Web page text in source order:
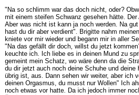
"Na so schlimm war das doch nicht, oder?
mit einem steifen Schwanz gesehen hätte. Der
Aber was nicht ist kann ja noch werden. Na
hast du dir aber verdient". Brigitte nahm
kniete vor mir wieder und begann mir in aller
"Na das gefällt dir doch, willst du jetzt
keuchte ich. Ich liebe es in deinen Mund zu
gemeint mein Schatz, wo wäre denn da die
du dir jetzt auch noch deine Schuhe und deine
übrig ist, aus. Dann sehen wir weiter, aber ich
deinen Orgasmus, du musst nur Wollen" Ich
noch etwas vor hatte. Da ich jedoch immer